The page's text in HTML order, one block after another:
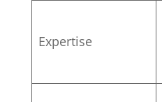
Expertise